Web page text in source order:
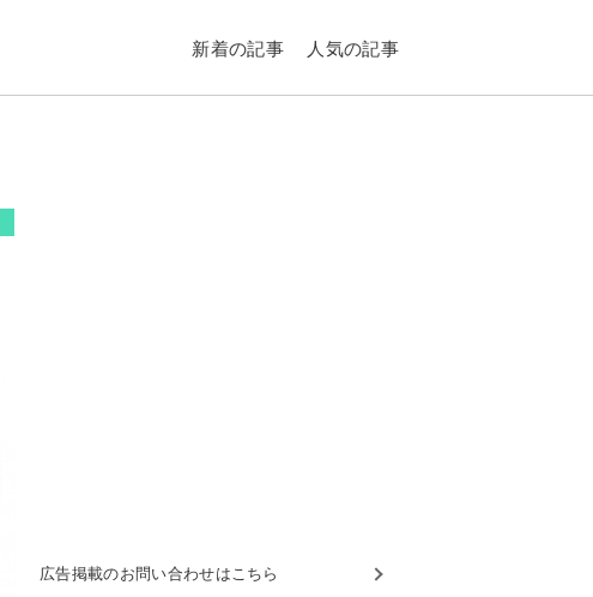
新着の記事 人気の記事
広告掲載のお問い合わせはこちら